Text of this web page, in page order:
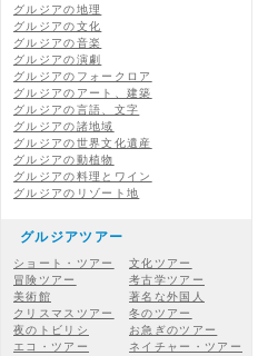
グルジアの地理
グルジアの文化
グルジアの音楽
グルジアの演劇
グルジアのフォークロア
グルジアのアート、建築
グルジアの言語、文字
グルジアの諸地域
グルジアの世界文化遺産
グルジアの動植物
グルジアの料理とワイン
グルジアのリゾート地
グルジアツアー
ショート・ツアー
文化ツアー
冒険ツアー
考古学ツアー
美術館
著名な外国人
クリスマスツアー
冬のツアー
夜のトビリシ
お急ぎのツアー
エコ・ツアー
ネイチャー・ツアー